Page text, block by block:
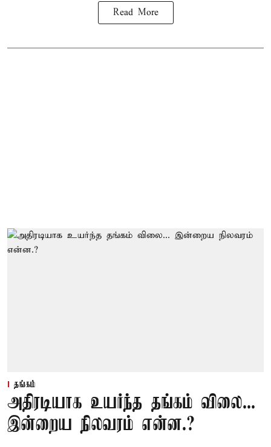
Read More
தங்கம்
அதிரடியாக உயர்ந்த தங்கம் விலை...
இன்றைய நிலவரம் என்ன.?